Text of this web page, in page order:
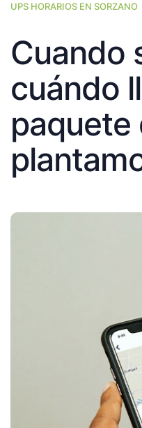
UPS HORARIOS EN SORZANO
Cuando
cuándo
paquete